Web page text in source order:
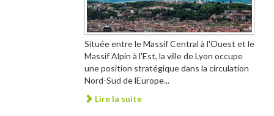
Située entre le Massif Central à l'Ouest et le
Massif Alpin à l'Est, la ville de Lyon occupe
une position stratégique dans la circulation
Nord-Sud de lEurope...
Lire la suite